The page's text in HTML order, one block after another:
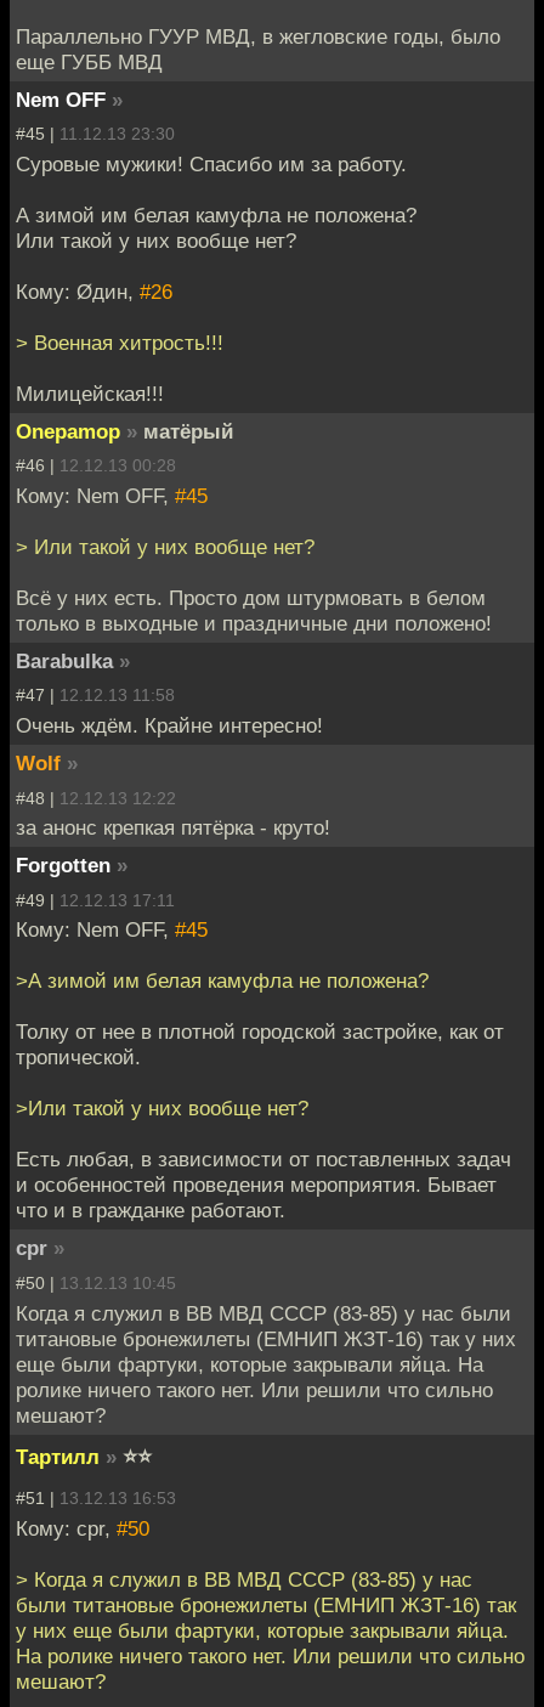
Параллельно ГУУР МВД, в жегловские годы, было
еще ГУББ МВД
Nem OFF »
#45 | 11.12.13 23:30
Суровые мужики! Спасибо им за работу.
А зимой им белая камуфла не положена?
Или такой у них вообще нет?
Кому: Øдин, #26
> Военная хитрость!!!
Милицейская!!!
Onepamop » матёрый
#46 | 12.12.13 00:28
Кому: Nem OFF, #45
> Или такой у них вообще нет?
Всё у них есть. Просто дом штурмовать в белом
только в выходные и праздничные дни положено!
Barabulka »
#47 | 12.12.13 11:58
Очень ждём. Крайне интересно!
Wolf »
#48 | 12.12.13 12:22
за анонс крепкая пятёрка - круто!
Forgotten »
#49 | 12.12.13 17:11
Кому: Nem OFF, #45
>А зимой им белая камуфла не положена?
Толку от нее в плотной городской застройке, как от
тропической.
>Или такой у них вообще нет?
Есть любая, в зависимости от поставленных задач
и особенностей проведения мероприятия. Бывает
что и в гражданке работают.
cpr »
#50 | 13.12.13 10:45
Когда я служил в ВВ МВД СССР (83-85) у нас были
титановые бронежилеты (ЕМНИП ЖЗТ-16) так у них
еще были фартуки, которые закрывали яйца. На
ролике ничего такого нет. Или решили что сильно
мешают?
Тартилл » ⭐⭐
#51 | 13.12.13 16:53
Кому: cpr, #50
> Когда я служил в ВВ МВД СССР (83-85) у нас
были титановые бронежилеты (ЕМНИП ЖЗТ-16) так
у них еще были фартуки, которые закрывали яйца.
На ролике ничего такого нет. Или решили что сильно
мешают?